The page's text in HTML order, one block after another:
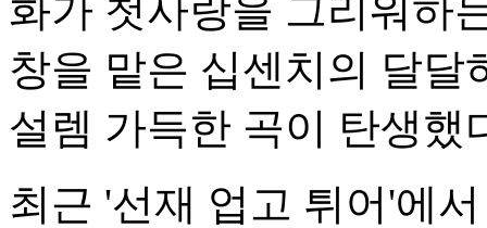
화가 첫사랑을 그리워하
창을 맡은 십센치의 달달
설렘 가득한 곡이 탄생했
최근 '선재 업고 튀어'에